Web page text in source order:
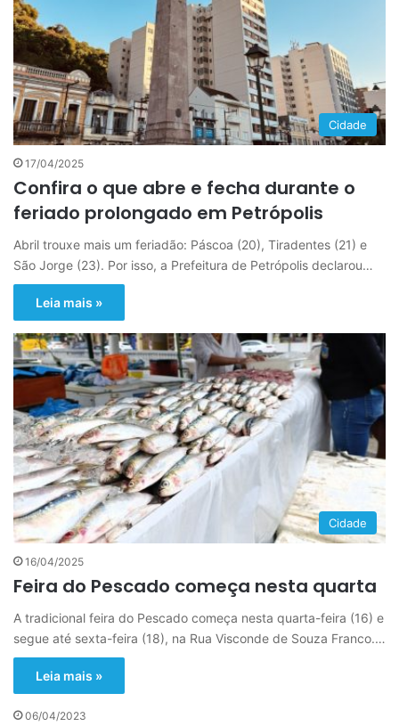
Cidade
17/04/2025
Confira o que abre e fecha durante o
feriado prolongado em Petrópolis
Abril trouxe mais um feriadão: Páscoa (20), Tiradentes (21) e
São Jorge (23). Por isso, a Prefeitura de Petrópolis declarou…
Leia mais »
Cidade
16/04/2025
Feira do Pescado começa nesta quarta
A tradicional feira do Pescado começa nesta quarta-feira (16) e
segue até sexta-feira (18), na Rua Visconde de Souza Franco.…
Leia mais »
06/04/2023